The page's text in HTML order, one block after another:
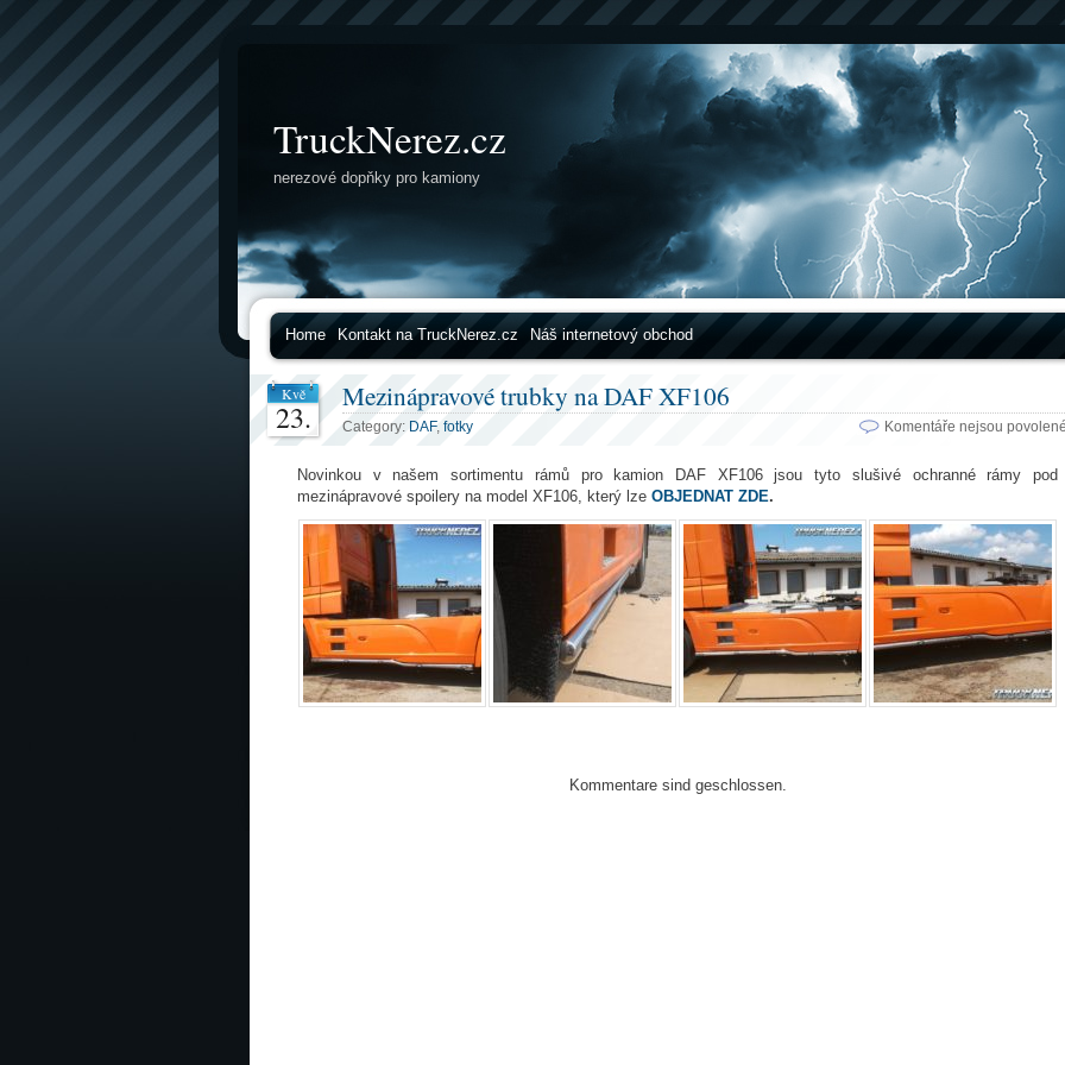
TruckNerez.cz
nerezové dopňky pro kamiony
Home Kontakt na TruckNerez.cz Náš internetový obchod
Kvě
23.
Mezinápravové trubky na DAF XF106
Komentáře nejsou povolené
Category: DAF, fotky
Novinkou v našem sortimentu rámů pro kamion DAF XF106 jsou tyto slušivé ochranné rámy pod
mezinápravové spoilery na model XF106, který lze OBJEDNAT ZDE.
Kommentare sind geschlossen.